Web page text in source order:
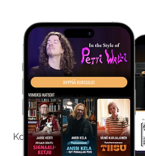
Kokeile
Kokeilemalla ilmaiseksi saat
viikon